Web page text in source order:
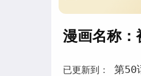
漫画名称：
已更新到： 第50